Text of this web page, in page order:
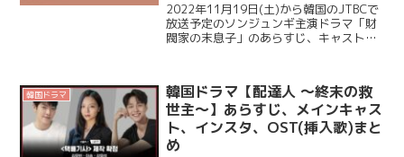
2022年11月19日(土)から韓国のJTBCで
放送予定のソンジュンギ主演ドラマ「財
閥家の末息子」のあらすじ、キャスト、
VPN)です。 韓国ドラマ【財閥家の...
韓国ドラマ
韓国ドラマ【配達人 ～終末の救
世主～】あらすじ、メインキャス
ト、インスタ、OST(挿入歌)まと
め